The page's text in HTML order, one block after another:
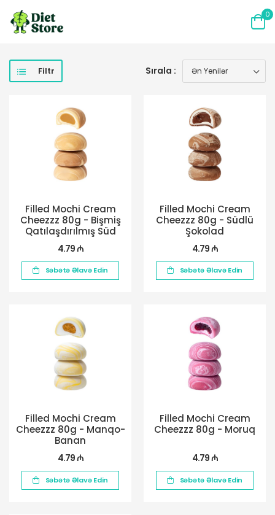
0
Filtr Sırala :
Filled Mochi Cream
Cheezzz 80g - Bişmiş
Qatılaşdırılmış Süd
4.79 ₼
Səbətə Əlavə Edin
Filled Mochi Cream
Cheezzz 80g - Südlü
Şokolad
4.79 ₼
Səbətə Əlavə Edin
Filled Mochi Cream
Cheezzz 80g - Manqo-
Banan
4.79 ₼
Səbətə Əlavə Edin
Filled Mochi Cream
Cheezzz 80g - Moruq
4.79 ₼
Səbətə Əlavə Edin